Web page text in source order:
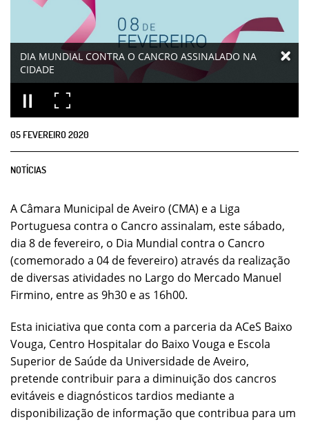
DIA MUNDIAL CONTRA O CANCRO ASSINALADO NA
CIDADE
05 FEVEREIRO2020
NOTÍCIAS
A Câmara Municipal de Aveiro (CMA) e a Liga
Portuguesa contra o Cancro assinalam, este sábado,
dia 8 de fevereiro, o Dia Mundial contra o Cancro
(comemorado a 04 de fevereiro) através da realização
de diversas atividades no Largo do Mercado Manuel
Firmino, entre as 9h30 e as 16h00.
Esta iniciativa que conta com a parceria da ACeS Baixo
Vouga, Centro Hospitalar do Baixo Vouga e Escola
Superior de Saúde da Universidade de Aveiro,
pretende contribuir para a diminuição dos cancros
evitáveis e diagnósticos tardios mediante a
disponibilização de informação que contribua para um